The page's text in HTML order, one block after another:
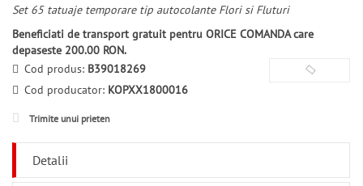
Set 65 tatuaje temporare tip autocolante Flori si Fluturi
Beneficiati de transport gratuit pentru ORICE COMANDA care
depaseste 200.00 RON.
Cod produs: B39018269
Cod producator: KOPXX1800016
Trimite unui prieten
Detalii